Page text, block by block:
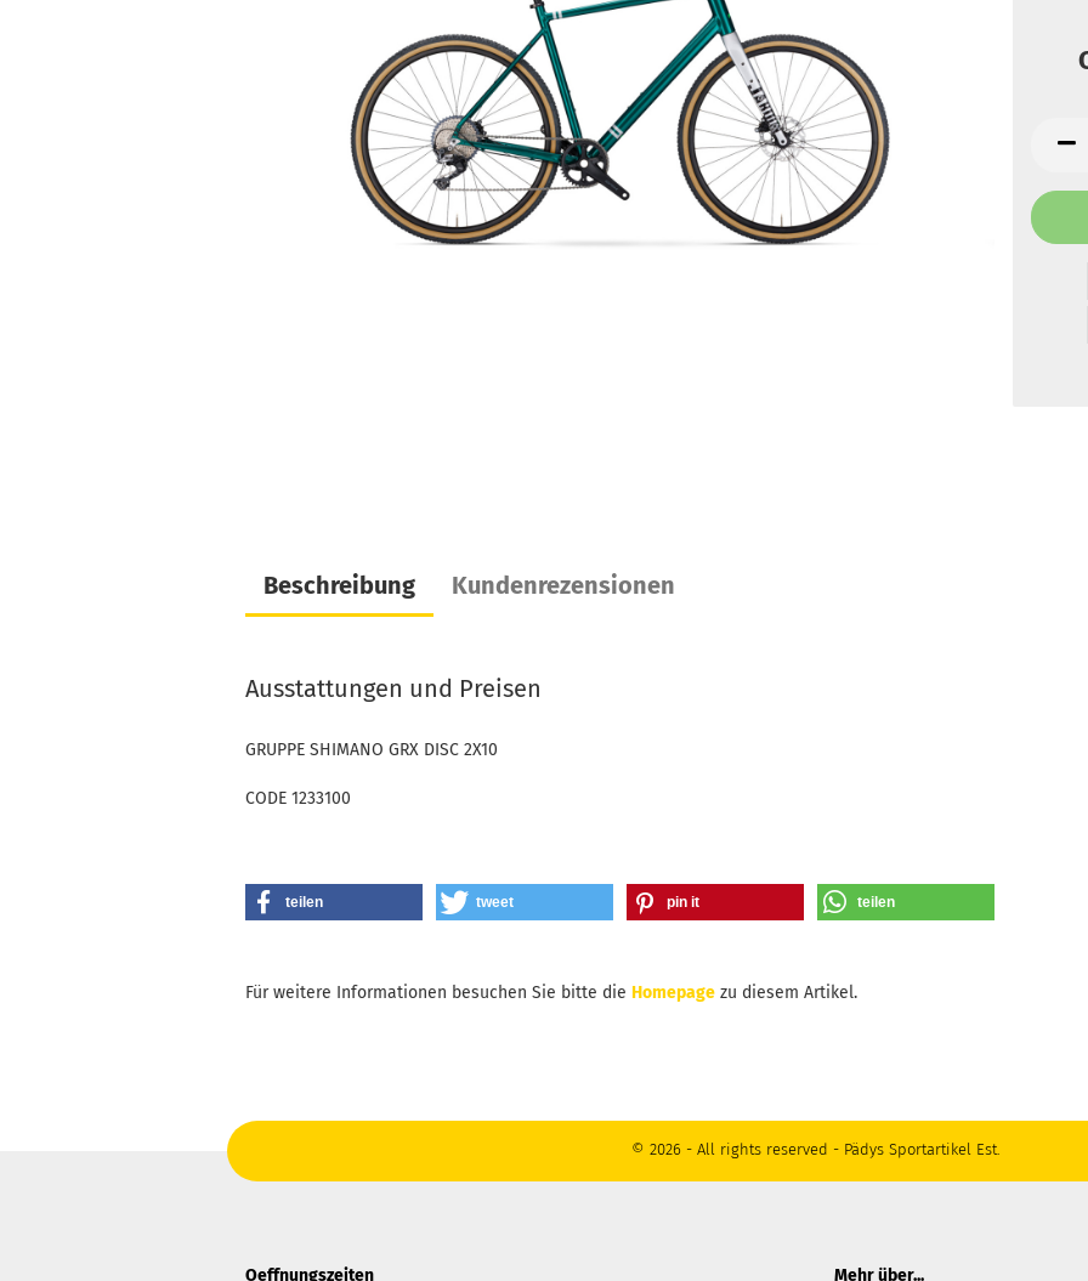
Beschreibung Kundenrezensionen
Ausstattungen und Preisen
GRUPPE SHIMANO GRX DISC 2X10
CODE 1233100
teilen tweet pin it teilen
Für weitere Informationen besuchen Sie bitte die Homepage zu diesem Artikel.
© 2026 - All rights reserved - Pädys Sportartikel Est.
Oeffnungszeiten
Mehr über...